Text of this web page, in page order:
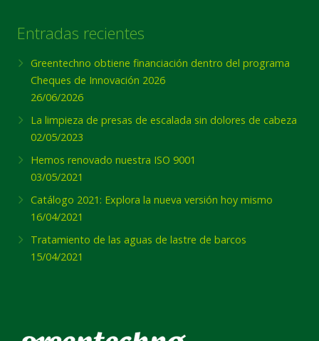
Entradas recientes
Greentechno obtiene financiación dentro del programa
Cheques de Innovación 2026
26/06/2026
La limpieza de presas de escalada sin dolores de cabeza
02/05/2023
Hemos renovado nuestra ISO 9001
03/05/2021
Catálogo 2021: Explora la nueva versión hoy mismo
16/04/2021
Tratamiento de las aguas de lastre de barcos
15/04/2021